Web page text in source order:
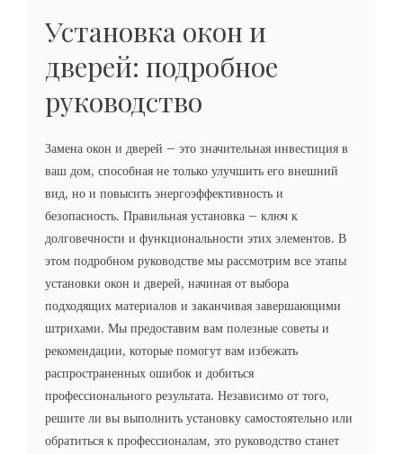
Установка окон и
дверей: подробное
руководство
Замена окон и дверей – это значительная инвестиция в
ваш дом, способная не только улучшить его внешний
вид, но и повысить энергоэффективность и
безопасность. Правильная установка – ключ к
долговечности и функциональности этих элементов. В
этом подробном руководстве мы рассмотрим все этапы
установки окон и дверей, начиная от выбора
подходящих материалов и заканчивая завершающими
штрихами. Мы предоставим вам полезные советы и
рекомендации, которые помогут вам избежать
распространенных ошибок и добиться
профессионального результата. Независимо от того,
решите ли вы выполнить установку самостоятельно или
обратиться к профессионалам, это руководство станет